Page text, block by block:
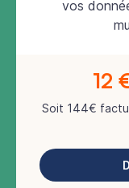
vos
12
Soit 144€